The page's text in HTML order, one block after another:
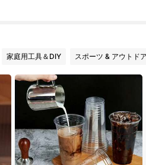
家庭用工具＆DIY スポーツ & アウトド